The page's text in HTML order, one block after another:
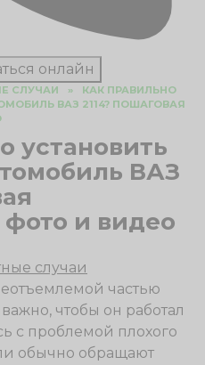
онлайн
СЛУЧАИ »
КАК ПРАВИЛЬНО
ВАЗ 2114? ПОШАГОВАЯ
установить
ВАЗ
и видео
случаи
частью
чтобы он работал
с проблемой плохого
обычно обращают